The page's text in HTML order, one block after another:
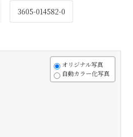
3605-014582-0
オリジナル写真
自動カラー化写真